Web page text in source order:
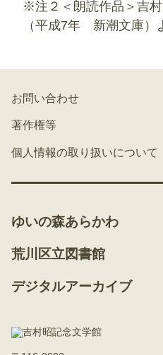
※注２＜朗読作品＞吉村
（平成7年 新潮文庫）
お問い合わせ
著作権等
個人情報の取り扱いについて
ゆいの森あらかわ
荒川区立図書館
デジタルアーカイブ